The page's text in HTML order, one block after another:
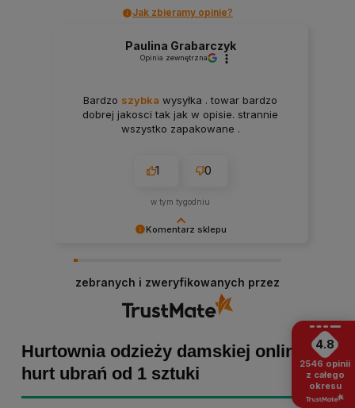
Jak zbieramy opinie?
Komentarz sklepu
skrzydeł, dlatego tym bardziej cieszymy się, że
zakup przebiegł pomyślnie. Obiecujemy
utrzymać dobrą passę - zapraszamy ponownie! :)
Paulina Grabarczyk
Opinia zewnętrzna
Bardzo szybka wysyłka . towar bardzo
dobrej jakosci tak jak w opisie. strannie
wszystko zapakowane .
1 0
w tym tygodniu
zebranych i zweryfikowanych przez
Hurtownia odzieży damskiej online -
hurt ubrań od 1 sztuki
4.8
2546 opinii
z całego
okresu